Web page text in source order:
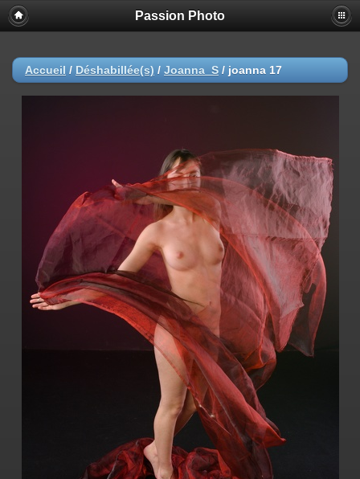
Passion Photo
Accueil / Déshabillée(s) / Joanna_S / joanna 17